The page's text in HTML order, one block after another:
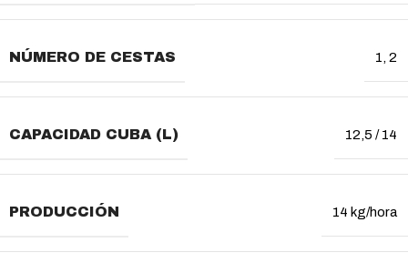
NÚMERO DE CESTAS 1, 2
CAPACIDAD CUBA (L) 12,5 / 14
PRODUCCIÓN 14 kg/hora